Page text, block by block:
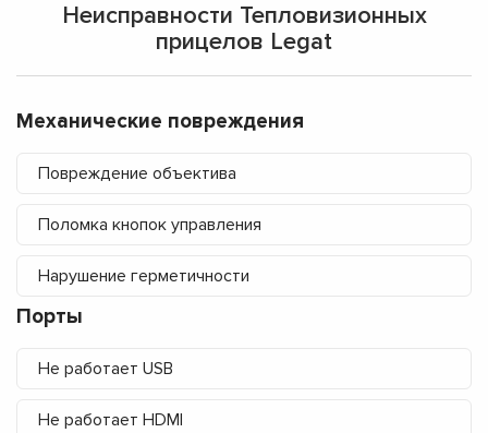
Неисправности Тепловизионных
прицелов Legat
Механические повреждения
Повреждение объектива
Поломка кнопок управления
Нарушение герметичности
Порты
Не работает USB
Не работает HDMI